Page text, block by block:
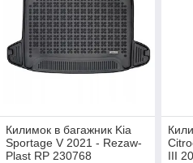
Килимок в багажник Kia
Sportage V 2021 - Rezaw-
Plast RP 230768
III